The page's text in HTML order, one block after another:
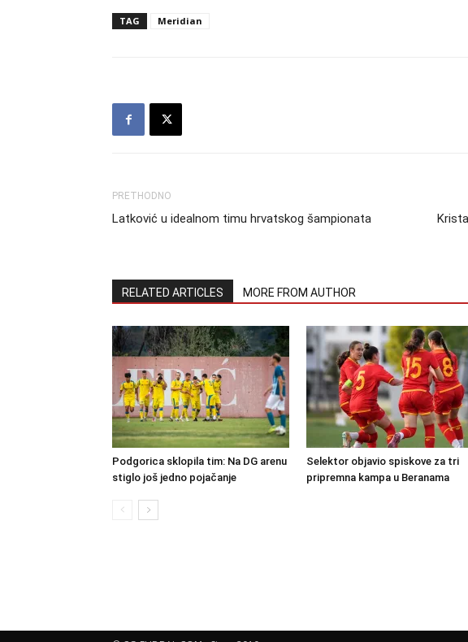
TAG Meridian
PRETHODNO
Latković u idealnom timu hrvatskog šampionata
RELATED ARTICLES MORE FROM AUTHOR
Podgorica sklopila tim: Na DG arenu
stiglo još jedno pojačanje
Selektor objavio spiskove za tri
pripremna kampa u Beranama